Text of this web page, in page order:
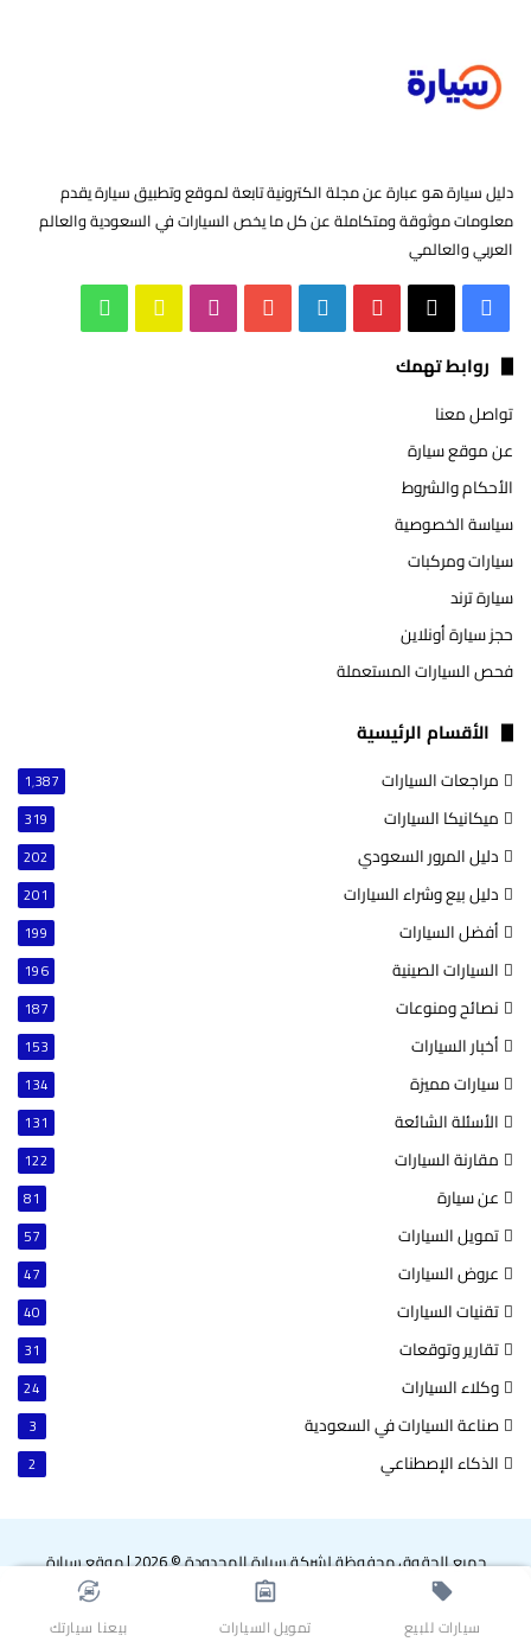
دليل سيارة هو عبارة عن مجلة الكترونية تابعة لموقع وتطبيق سيارة يقدم
معلومات موثوقة ومتكاملة عن كل ما يخص السيارات في السعودية والعالم
العربي والعالمي
فيسبوك بينتيريست لينكدإن ‫YouTube انستقرام سناب
روابط تهمك
تواصل معنا
عن موقع سيارة
الأحكام والشروط
سياسة الخصوصية
سيارات ومركبات
سيارة ترند
حجز سيارة أونلاين
فحص السيارات المستعملة
الأقسام الرئيسية
مراجعات السيارات 1٬387
ميكانيكا السيارات 319
دليل المرور السعودي 202
دليل بيع وشراء السيارات 201
أفضل السيارات 199
السيارات الصينية 196
نصائح ومنوعات 187
أخبار السيارات 153
سيارات مميزة 134
الأسئلة الشائعة 131
مقارنة السيارات 122
عن سيارة 81
تمويل السيارات 57
عروض السيارات 47
تقنيات السيارات 40
تقارير وتوقعات 31
وكلاء السيارات 24
صناعة السيارات في السعودية 3
الذكاء الإصطناعي 2
جميع الحقوق محفوظة لشركة سيارة المحدودة © 2026 |موقع سيارة
فيسبوك بينتيريستلينكدإن‫YouTube انستقرامسناب سيارات للبيع تمويل السيارات بيعنا سيارتك